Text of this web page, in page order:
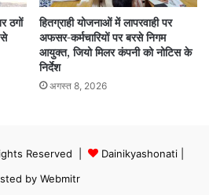
ठगों
हितग्राही योजनाओं में लापरवाही पर
अफसर-कर्मचारियों पर बरसे निगम
आयुक्त, जियो मिलर कंपनी को नोटिस के
निर्देश
अगस्त 8, 2026
Reserved | Dainikyashonati
by Webmitr